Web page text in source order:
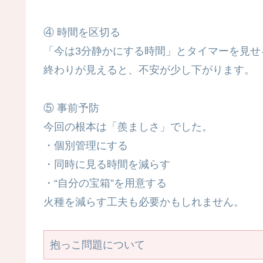
④ 時間を区切る
「今は3分静かにする時間」とタイマーを見
終わりが見えると、不安が少し下がります。
⑤ 事前予防
今回の根本は「羨ましさ」でした。
・個別管理にする
・同時に見る時間を減らす
・“自分の宝箱”を用意する
火種を減らす工夫も必要かもしれません。
抱っこ問題について